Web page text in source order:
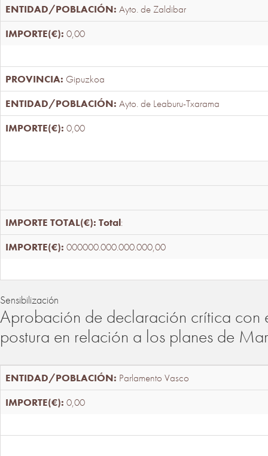
Ayto. de Zaldibar
0,00
Gipuzkoa
Ayto. de Leaburu-Txarama
0,00
Total:
000000.000.000.000,00
Sensibilización
Aprobación de declaración crítica con
postura en relación a los planes de
Parlamento Vasco
0,00